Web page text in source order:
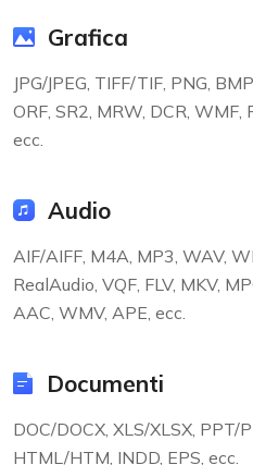
Grafica
JPG/JPEG, TIFF/TIF, PNG,
ORF, SR2, MRW, DCR, WMF,
ecc.
Audio
AIF/AIFF, M4A, MP3, WAV,
RealAudio, VQF, FLV, MKV,
AAC, WMV, APE, ecc.
Documenti
DOC/DOCX, XLS/XLSX, PPT/
HTML/HTM, INDD, EPS, ecc.